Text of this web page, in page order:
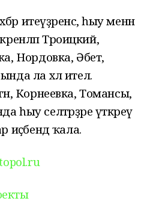
итеүҙәренсә, һыу менән
әкренләп Троицкий,
Нордовка, Әбет,
ла хәл ителә.
Корнеевка, Томансы,
селтәрҙәре үткәреү
иҫәбендә ҡала.